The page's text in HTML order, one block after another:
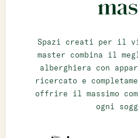
Spazi creati per il
master combina il
alberghiera con
ricercato e
offrire il massimo
ogni